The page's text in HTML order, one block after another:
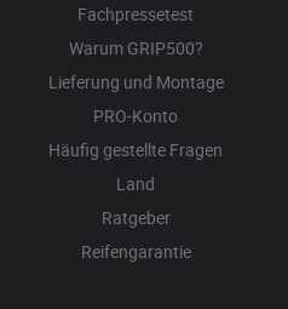
Fachpressetest
Warum GRIP500?
Lieferung und Montage
PRO-Konto
Häufig gestellte Fragen
Land
Ratgeber
Reifengarantie